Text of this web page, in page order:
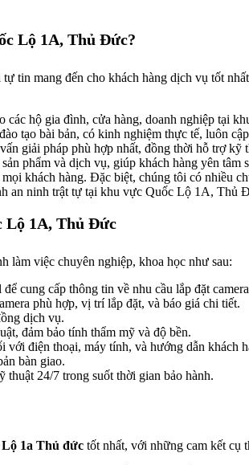
Lộ 1A, Thủ Đức?
tin mang đến cho khách hàng dịch vụ tốt
các hộ gia đình, cửa hàng, doanh nghiệp tại
tạo bài bản, có kinh nghiệm thực tế, luôn
giải pháp phù hợp nhất, đồng thời hỗ trợ kỹ
phẩm và dịch vụ, giúp khách hàng yên tâm
khách hàng. Đặc biệt, chúng tôi có nhiều
an ninh trật tự tại khu vực Quốc Lộ 1A, Thủ
Lộ 1A, Thủ Đức
làm việc chuyên nghiệp, khoa học như sau:
cung cấp thông tin về nhu cầu lắp đặt
phù hợp, vị trí lắp đặt, và báo giá chi tiết.
dịch vụ.
đảm bảo tính thẩm mỹ và độ bền.
với điện thoại, máy tính, và hướng dẫn khách
bàn giao.
24/7 trong suốt thời gian bảo hành.
1a Thủ đức tốt nhất, với những cam kết cụ